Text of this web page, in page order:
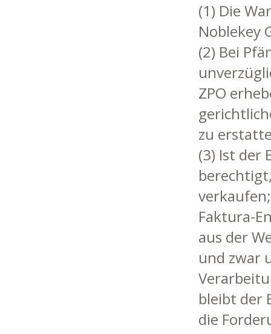
(1) Die
Noblekey
(2) Bei
ZPO
zu
(3) Ist der
Faktura-
aus der
und zwar
bleibt der
die